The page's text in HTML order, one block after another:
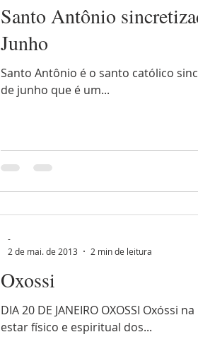
Santo Antônio
Junho
Santo Antônio é o santo católico
de junho que é um...
Oxossi
DIA 20 DE JANEIRO OXOSSI
estar físico e espiritual dos...
-
2 de mai. de 2013
2 min de leitura